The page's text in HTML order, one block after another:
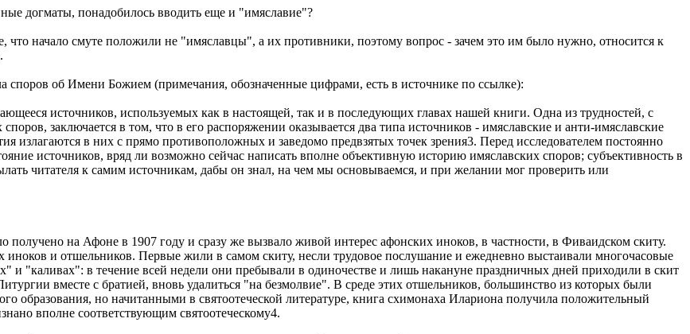
догматы, понадобилось вводить еще и "имяславие"?
что начало смуте положили не "имяславцы", а их противники, поэтому вопрос - зачем это им было нужно, относится к
споров об Имени Божием (примечания, обозначенные цифрами, есть в источнике по ссылке):
источников, используемых как в настоящей, так и в последующих главах нашей книги. Одна из трудностей, с
заключается в том, что в его распоряжении оказывается два типа источников - имяславские и анти-имяславские
излагаются в них с прямо противоположных и заведомо предвзятых точек зрения3. Перед исследователем постоянно
источников, вряд ли возможно сейчас написать вполне объективную историю имяславских споров; субъективность в
читателя к самим источникам, дабы он знал, на чем мы основываемся, и при желании мог проверить или
на Афоне в 1907 году и сразу же вызвало живой интерес афонских иноков, в частности, в Фиваидском скиту.
иноков и отшельников. Первые жили в самом скиту, несли трудовое послушание и ежедневно выстаивали многочасовые
и "каливах": в течение всей недели они пребывали в одиночестве и лишь накануне праздничных дней приходили в скит
вместе с братией, вновь удалиться "на безмолвие". В среде этих отшельников, большинство из которых были
образования, но начитанными в святоотеческой литературе, книга схимонаха Илариона получила положительный
вполне соответствующим святоотеческому4.